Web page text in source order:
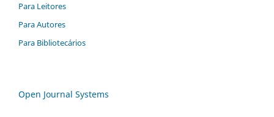
Para Leitores
Para Autores
Para Bibliotecários
Open Journal Systems